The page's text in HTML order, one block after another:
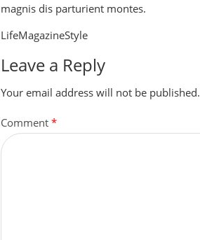
magnis dis parturient montes.
LifeMagazineStyle
Leave a Reply
Your email address will not be published.
Comment *